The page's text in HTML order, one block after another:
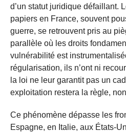
d’un statut juridique défaillant.
papiers en France, souvent
guerre, se retrouvent pris au
parallèle où les droits
vulnérabilité est
régularisation, ils n’ont ni
la loi ne leur garantit pas un
exploitation restera la règle,
Ce phénomène dépasse les
Espagne, en Italie, aux États-